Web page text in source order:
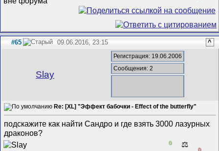
#65 09.06.2016, 23:15 ^
Slay
Регистрация: 19.06.2006
Сообщения: 2
Re: [XL] "Эффект бабочки - Effect of the butterfly"
подскажите как найти Сандро и где взять 3000 лазурных
драконов?
0 ⚖️
0